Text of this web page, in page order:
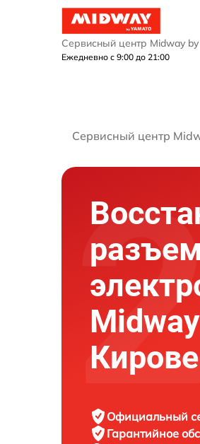
Сервисный центр Midway
Ежедневно с 9:00 до 21:00
Сервисный центр
Кирове
Официальный
Гарантийное